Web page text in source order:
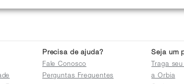
Precisa de ajuda?
Fale Conosco
Perguntas Frequentes
Seja um
Traga
a Orbia